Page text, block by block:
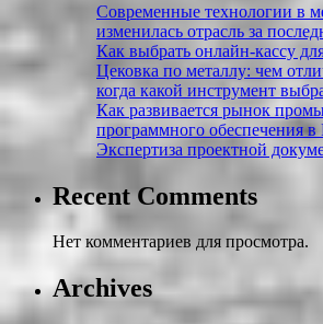
Современные технологии в
изменилась отрасль за
Как выбрать онлайн-кассу
Цековка по металлу: чем
когда какой инструмент
Как развивается рынок
программного обеспечения в
Экспертиза проектной
Recent Comments
Нет комментариев для просмотра.
Archives